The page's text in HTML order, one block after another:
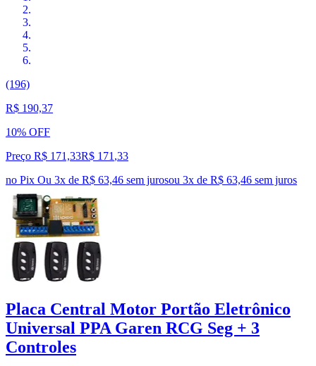
(196)
R$ 190,37
10% OFF
Preço R$ 171,33R$ 171 ,33
no Pix Ou 3x de R$ 63,46 sem jurosou 3x de R$ 63,46 sem juros
Placa Central Motor Portão Eletrônico
Universal PPA Garen RCG Seg + 3
Controles